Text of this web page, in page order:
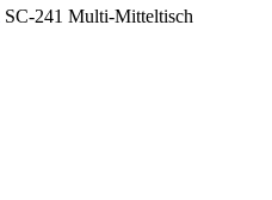
SC-241 Multi-Mitteltisch